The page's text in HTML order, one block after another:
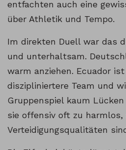
entfachten auch eine
über Athletik und Tempo.
Im direkten Duell war das
und unterhaltsam.
warm anziehen. Ecuador
diszipliniertere Team und
Gruppenspiel kaum
sie offensiv oft zu harmlos,
Verteidigungsqualitäten